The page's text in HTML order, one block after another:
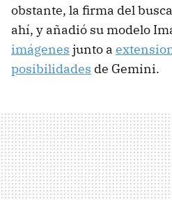
obstante, la firma del
ahí, y añadió su modelo
imágenes junto a
posibilidades de Gemini.